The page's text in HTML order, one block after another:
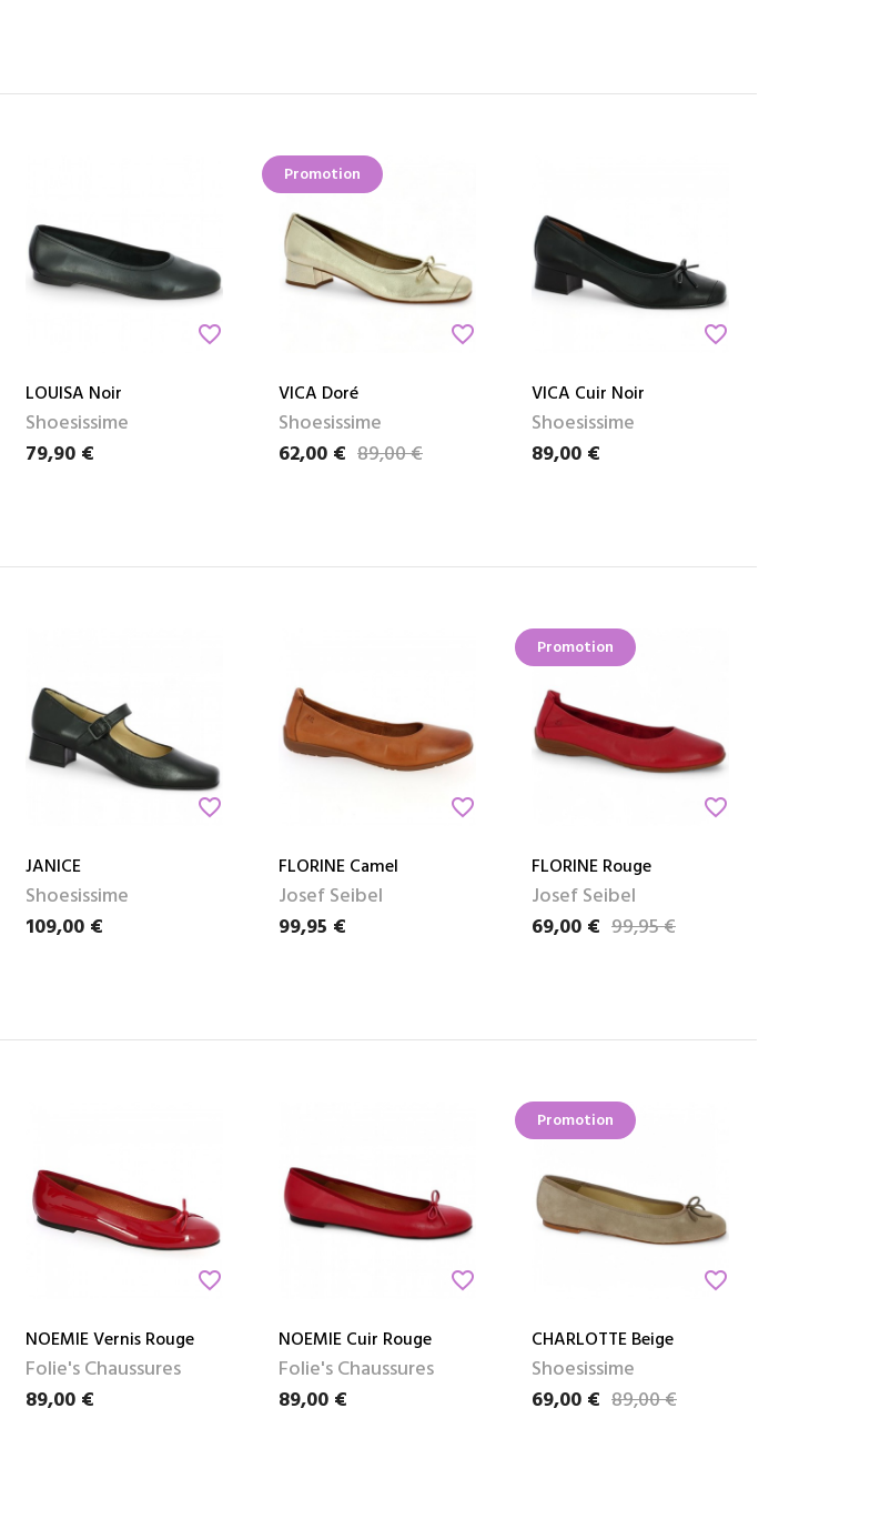
favorite_border
LOUISA Noir
Shoesissime
Prix
79,90 €
Promotion
favorite_border
VICA Doré
Shoesissime
Prix
62,00 €
Prix de base89,00 €
favorite_border
VICA Cuir Noir
Shoesissime
Prix
89,00 €
favorite_border
JANICE
Shoesissime
Prix
109,00 €
favorite_border
FLORINE Camel
Josef Seibel
Prix
99,95 €
Promotion
favorite_border
FLORINE Rouge
Josef Seibel
Prix
69,00 €
Prix de base99,95 €
favorite_border
NOEMIE Vernis Rouge
Folie's Chaussures
Prix
89,00 €
favorite_border
NOEMIE Cuir Rouge
Folie's Chaussures
Prix
89,00 €
Promotion
favorite_border
CHARLOTTE Beige
Shoesissime
Prix
69,00 €
Prix de base89,00 €